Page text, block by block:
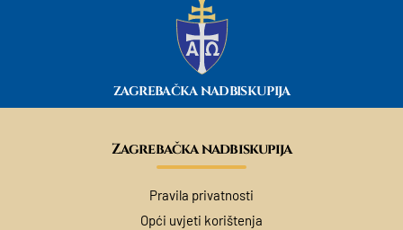
ZAGREBAČKA NADBISKUPIJA
Zagrebačka nadbiskupija
Pravila privatnosti
Opći uvjeti korištenja